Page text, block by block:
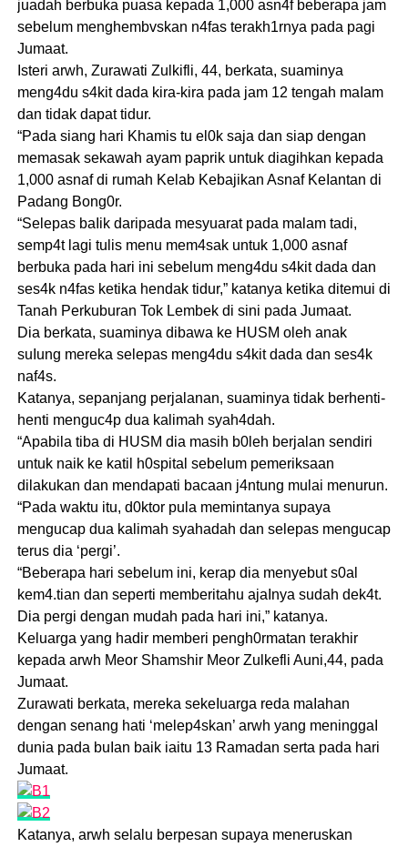
juadah berbuka puasa kepada 1,000 asn4f beberapa jam
sebelum menghembvskan n4fas terakh1rnya pada pagi
Jumaat.
Isteri arwh, Zurawati Zulkifli, 44, berkata, suaminya
meng4du s4kit dada kira-kira pada jam 12 tengah maIam
dan tidak dapat tidur.
“Pada siang hari Khamis tu el0k saja dan siap dengan
memasak sekawah ayam paprik untuk diagihkan kepada
1,000 asnaf di rumah Kelab Kebajikan Asnaf KeIantan di
Padang Bong0r.
“Selepas baIik daripada mesyuarat pada malam tadi,
semp4t lagi tulis menu mem4sak untuk 1,000 asnaf
berbuka pada hari ini sebelum meng4du s4kit dada dan
ses4k n4fas ketika hendak tidur,” katanya ketika ditemui di
Tanah Perkuburan Tok Lembek di sini pada Jumaat.
Dia berkata, suaminya dibawa ke HUSM oleh anak
suIung mereka selepas meng4du s4kit dada dan ses4k
naf4s.
Katanya, sepanjang perjalanan, suaminya tidak berhenti-
henti menguc4p dua kalimah syah4dah.
“Apabila tiba di HUSM dia masih b0leh berjalan sendiri
untuk naik ke katil h0spital sebelum pemeriksaan
dilakukan dan mendapati bacaan j4ntung mulai menurun.
“Pada waktu itu, d0ktor pula memintanya supaya
mengucap dua kalimah syahadah dan selepas mengucap
terus dia ‘pergi’.
“Beberapa hari sebelum ini, kerap dia menyebut s0al
kem4.tian dan seperti memberitahu ajaInya sudah dek4t.
Dia pergi dengan mudah pada hari ini,” katanya.
Keluarga yang hadir memberi pengh0rmatan terakhir
kepada arwh Meor Shamshir Meor Zulkefli Auni,44, pada
Jumaat.
Zurawati berkata, mereka sekeIuarga reda maIahan
dengan senang hati ‘melep4skan’ arwh yang meninggaI
dunia pada buIan baik iaitu 13 Ramadan serta pada hari
Jumaat.
Katanya, arwh selalu berpesan supaya meneruskan